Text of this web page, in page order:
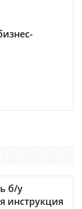
б/у
инструкция